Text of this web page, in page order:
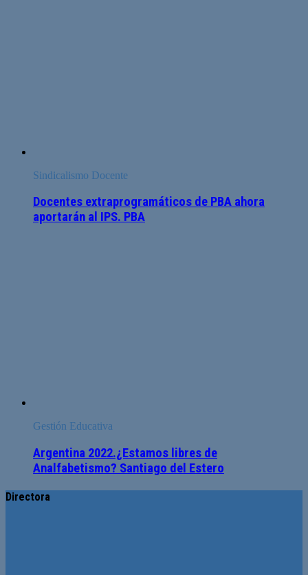
Sindicalismo Docente
Docentes extraprogramáticos de PBA ahora
aportarán al IPS. PBA
Gestión Educativa
Argentina 2022.¿Estamos libres de
Analfabetismo? Santiago del Estero
Directora